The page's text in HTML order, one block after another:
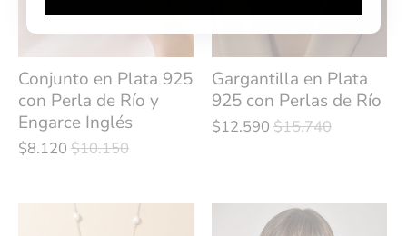
Conjunto en Plata 925
con Perla de Río y
Engarce Inglés
$8.120 $10.150
Gargantilla en Plata
925 con Perlas de Río
$12.590 $15.740